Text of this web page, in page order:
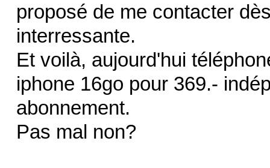
proposé de me contacter
interressante.
Et voilà, aujourd'hui
iphone 16go pour 369.-
abonnement.
Pas mal non?